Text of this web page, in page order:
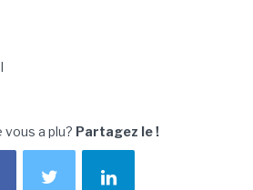
a plu? Partagez le !